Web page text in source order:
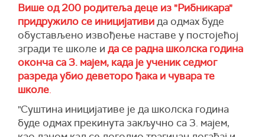
Више од 200 родитеља деце из "Рибникара"
придружило се иницијативида одмах буде
обустављено извођење наставе у постојећој
згради те школе и да се радна школска година
оконча са 3. мајем, када је ученик седмог
разреда убио деветоро ђака и чувара те
школе.
"Суштина иницијативе је да школска година
буде одмах прекинута закључно са 3. мајем,